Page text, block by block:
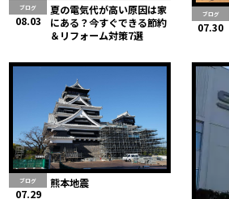
ブログ
08.03
夏の電気代が高い原因は家
にある？今すぐできる節約
＆リフォーム対策7選
ブログ
07.30
ブログ
07.29
熊本地震